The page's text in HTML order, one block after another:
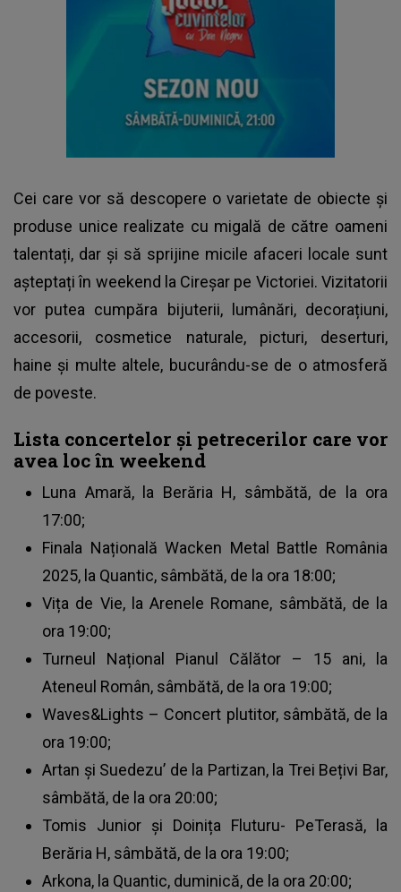
Cei care vor să descopere o varietate de obiecte și
produse unice realizate cu migală de către oameni
talentați, dar și să sprijine micile afaceri locale sunt
așteptați în weekend la Cireșar pe Victoriei. Vizitatorii
vor putea cumpăra bijuterii, lumânări, decorațiuni,
accesorii, cosmetice naturale, picturi, deserturi,
haine și multe altele, bucurându-se de o atmosferă
de poveste.
Lista concertelor și petrecerilor care vor
avea loc în weekend
Luna Amară, la Berăria H, sâmbătă, de la ora
17:00;
Finala Națională Wacken Metal Battle România
2025, la Quantic, sâmbătă, de la ora 18:00;
Vița de Vie, la Arenele Romane, sâmbătă, de la
ora 19:00;
Turneul Național Pianul Călător – 15 ani, la
Ateneul Român, sâmbătă, de la ora 19:00;
Waves&Lights – Concert plutitor, sâmbătă, de la
ora 19:00;
Artan și Suedezu’ de la Partizan, la Trei Bețivi Bar,
sâmbătă, de la ora 20:00;
Tomis Junior și Doinița Fluturu- PeTerasă, la
Berăria H, sâmbătă, de la ora 19:00;
Arkona, la Quantic, duminică, de la ora 20:00;